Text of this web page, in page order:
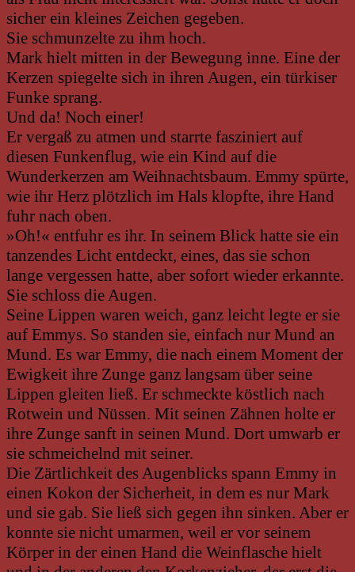
sicher ein kleines Zeichen gegeben.
Sie schmunzelte zu ihm hoch.
Mark hielt mitten in der Bewegung inne. Eine der
Kerzen spiegelte sich in ihren Augen, ein türkiser
Funke sprang.
Und da! Noch einer!
Er vergaß zu atmen und starrte fasziniert auf
diesen Funkenflug, wie ein Kind auf die
Wunderkerzen am Weihnachtsbaum. Emmy spürte,
wie ihr Herz plötzlich im Hals klopfte, ihre Hand
fuhr nach oben.
»Oh!« entfuhr es ihr. In seinem Blick hatte sie ein
tanzendes Licht entdeckt, eines, das sie schon
lange vergessen hatte, aber sofort wieder erkannte.
Sie schloss die Augen.
Seine Lippen waren weich, ganz leicht legte er sie
auf Emmys. So standen sie, einfach nur Mund an
Mund. Es war Emmy, die nach einem Moment der
Ewigkeit ihre Zunge ganz langsam über seine
Lippen gleiten ließ. Er schmeckte köstlich nach
Rotwein und Nüssen. Mit seinen Zähnen holte er
ihre Zunge sanft in seinen Mund. Dort umwarb er
sie schmeichelnd mit seiner.
Die Zärtlichkeit des Augenblicks spann Emmy in
einen Kokon der Sicherheit, in dem es nur Mark
und sie gab. Sie ließ sich gegen ihn sinken. Aber er
konnte sie nicht umarmen, weil er vor seinem
Körper in der einen Hand die Weinflasche hielt